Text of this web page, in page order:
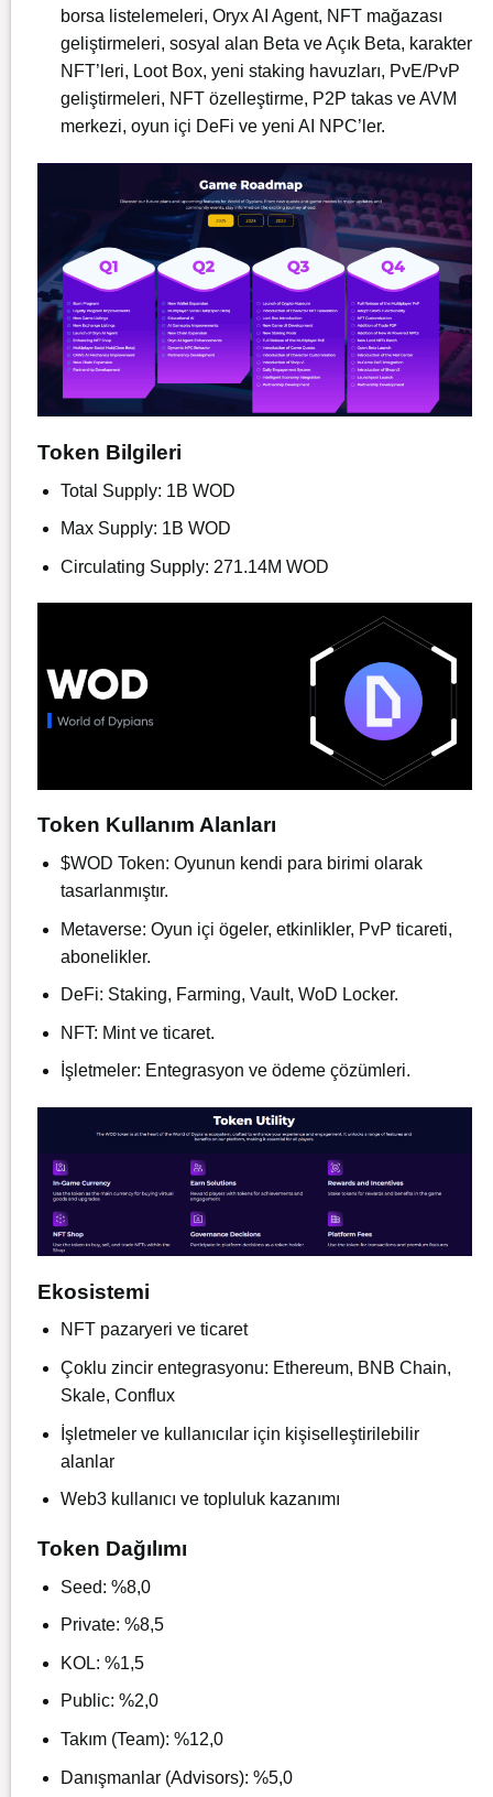
borsa listelemeleri, Oryx AI Agent, NFT mağazası
geliştirmeleri, sosyal alan Beta ve Açık Beta, karakter
NFT’leri, Loot Box, yeni staking havuzları, PvE/PvP
geliştirmeleri, NFT özelleştirme, P2P takas ve AVM
merkezi, oyun içi DeFi ve yeni AI NPC’ler.
Token Bilgileri
Total Supply: 1B WOD
Max Supply: 1B WOD
Circulating Supply: 271.14M WOD
Token Kullanım Alanları
$WOD Token: Oyunun kendi para birimi olarak
tasarlanmıştır.
Metaverse: Oyun içi ögeler, etkinlikler, PvP ticareti,
abonelikler.
DeFi: Staking, Farming, Vault, WoD Locker.
NFT: Mint ve ticaret.
İşletmeler: Entegrasyon ve ödeme çözümleri.
Ekosistemi
NFT pazaryeri ve ticaret
Çoklu zincir entegrasyonu: Ethereum, BNB Chain,
Skale, Conflux
İşletmeler ve kullanıcılar için kişiselleştirilebilir
alanlar
Web3 kullanıcı ve topluluk kazanımı
Token Dağılımı
Seed: %8,0
Private: %8,5
KOL: %1,5
Public: %2,0
Takım (Team): %12,0
Danışmanlar (Advisors): %5,0